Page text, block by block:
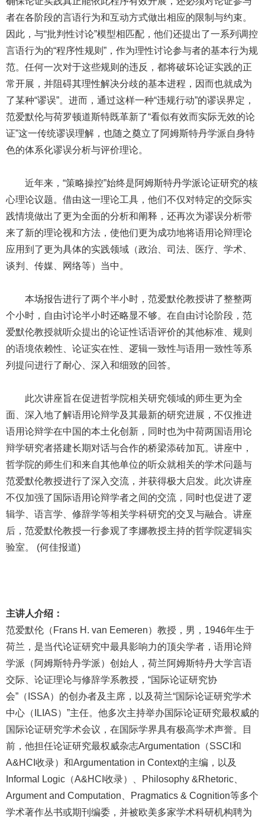
者在各阶段的言语行为和互动方式做出相应的限制与约束。
因此，与“批判性讨论”模型相匹配，他们还提出了一系列调控
言语行为的“程序性规则”，作为理性讨论参与者的基本行为规
范。任何一次对于这些规则的违反，都将破坏论证实践的正
常开展，并阻碍其理性解决分歧的基本进程，因而也就成为
了某种“谬误”。进而，通过这样一种“违规行动”的谬误界定，
范爱默伦与荷罗顿道斯特既革新了“看似有效而实际无效的论
证”这一传统谬误理解，也随之奠立了阿姆斯特丹学派自身特
色的体系化谬误分析与评价理论。
近年来，“策略操控”始终是阿姆斯特丹学派论证研究的核
心理论议题。借由这一理论工具，他们不仅对特定的交际实
践情境做出了更为全面的分析和阐释，还再次为谬误分析带
来了新的理论视和方法，使他们更为成功地将语用论辩理论
应用到了更为具体的实践领域（政治、司法、医疗、学术、
谈判、传媒、网络等）当中。
本场报告进行了两个半小时，范爱默伦教授讲了整整两
个小时，自由讨论半小时还略显不够。在自由讨论阶段，范
爱默伦教授就听众提出的论证性话语评价的其他标准、规则
的语境依赖性、论证实在性、逻辑一致性与语用一致性等系
列提问进行了耐心、深入和细致的回答。
此次讲座旨在促进哲学院相关研究领域的师生更为全
面、深入地了解语用论辩学及其最新的研究进展，不仅推进
语用论辩学在中国的本土化创新，同时也为中荷两国语用论
辩学研究者搭建长期对话与合作的桥梁添砖加瓦。讲座中，
哲学院的师生们和来自其他单位的听众就相关的学术问题与
范爱默伦教授进行了深入交流，并获得极大启发。此次讲座
不仅加强了国际语用论辩学者之间的交流，同时也促进了逻
辑学、语言学、修辞学等相关学科研究的交叉与融合。讲座
后，范爱默伦教授一行参观了李娜教授主持的哲学院逻辑实
验室。 (何佳报道)
主讲人介绍：
范爱默伦（Frans H. van Eemeren）教授，男，1946年生于
荷兰，是当代论证研究中最具影响力的顶尖学者，语用论辩
学派（阿姆斯特丹学派）创始人，荷兰阿姆斯特丹大学言语
交际、论证理论与修辞学系教授，“国际论证研究协
会”（ISSA）的创办者及主席，以及荷兰“国际论证研究学术
中心（ILIAS）”主任。他多次主持举办国际论证研究最权威的
国际论证研究学术会议，在国际学界具有极高学术声誉。目
前，他担任论证研究最权威杂志Argumentation（SSCI和
A&HCI收录）和Argumentation in Context的主编，以及
Informal Logic（A&HCI收录）、Philosophy &Rhetoric、
Argument and Computation、Pragmatics & Cognition等多个
学术著作丛书或期刊编委，并被欧美多家学术科研机构聘为